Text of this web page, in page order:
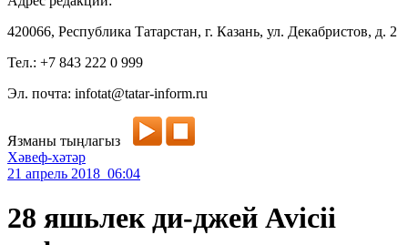
420066, Республика Татарстан, г. Казань, ул. Декабристов, д. 2
Тел.: +7 843 222 0 999
Эл. почта: infotat@tatar-inform.ru
Язманы тыңлагыз
Хәвеф-хәтәр
21 апрель 2018 06:04
28 яшьлек ди-джей Avicii